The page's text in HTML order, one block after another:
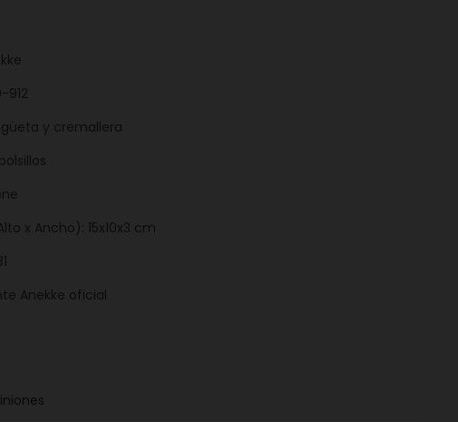
912
y cremallera
x Ancho): 15x10x3 cm
Anekke oficial